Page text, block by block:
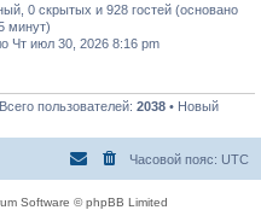
0 скрытых и 928 гостей (основано
минут)
Чт июл 30, 2026 8:16 pm
пользователей: 2038 • Новый
Часовой пояс: UTC
Software © phpBB Limited